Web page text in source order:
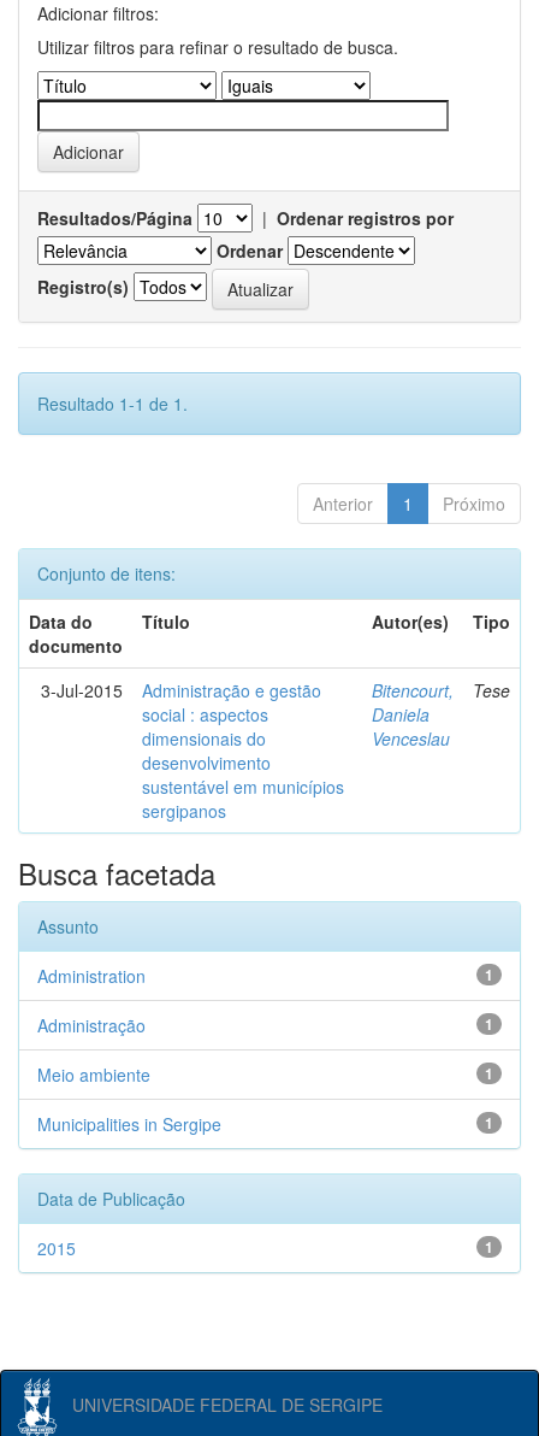
Adicionar filtros:
Utilizar filtros para refinar o resultado de busca.
Resultados/Página | Ordenar registros por
Ordenar
Registro(s)
Resultado 1-1 de 1.
Anterior 1 Próximo
Conjunto de itens:
Data do
documento
Título Autor(es) Tipo
3-Jul-2015
Administração e gestão
social : aspectos
dimensionais do
desenvolvimento
sustentável em municípios
sergipanos
Bitencourt,
Daniela
Venceslau
Tese
Busca facetada
Assunto
1
Administration
1
Administração
1
Meio ambiente
1
Municipalities in Sergipe
Data de Publicação
1
2015
UNIVERSIDADE FEDERAL DE SERGIPE